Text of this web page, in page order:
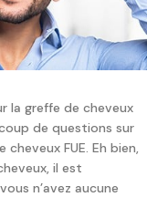
la greffe de cheveux
de questions sur
FUE. Eh bien,
il est
n’avez aucune